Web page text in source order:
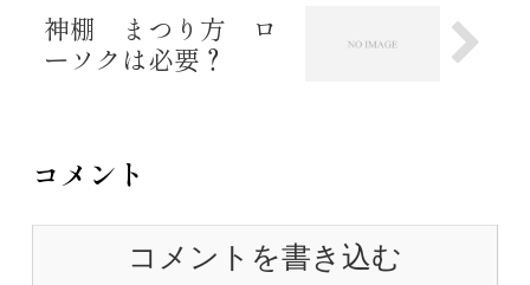
神棚 まつり方 ロ
ーソクは必要？
コメント
コメントを書き込む